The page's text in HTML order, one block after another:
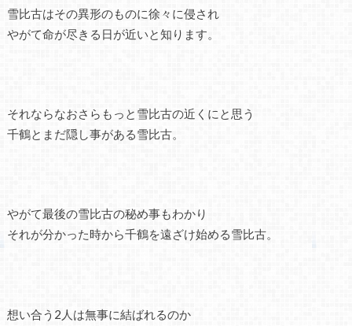
雪比古はその異形のものに徐々に侵され
やがて命が尽きる日が近いと知ります。
それならなおさらもっと雪比古の近くにと思う
千鶴とまだ隠し事がある雪比古。
やがて最後の雪比古の秘め事もわかり
それが分かった時から千鶴を遠ざけ始める雪比古。
想い合う2人は無事に結ばれるのか